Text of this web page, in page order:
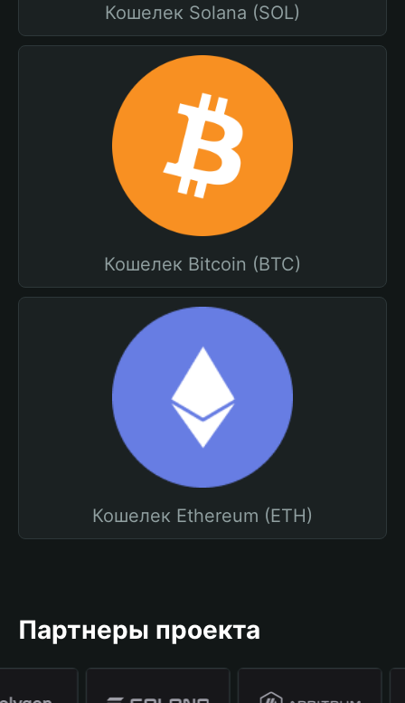
Кошелек Solana (SOL)
Кошелек Bitcoin (BTC)
Кошелек Ethereum (ETH)
Партнеры проекта